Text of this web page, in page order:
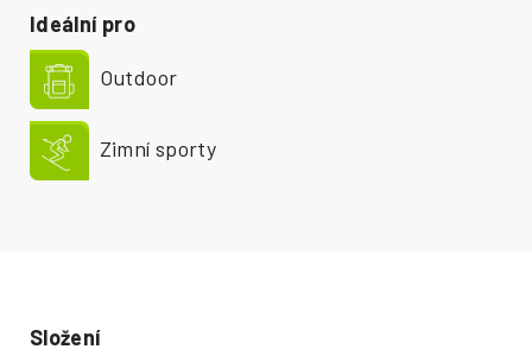
Složení
Ideální pro
Outdoor
Zimní sporty